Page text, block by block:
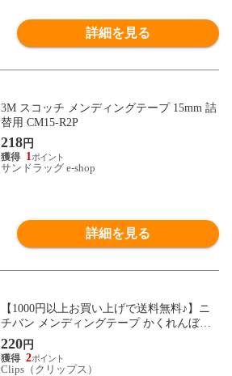
詳細を見る
3M スコッチ メンディングテープ 15mm 詰
替用 CM15-R2P
218円
1
サンドラッグ e-shop
詳細を見る
【1000円以上お買い上げで送料無料♪】ニ
チバン メンディングテープ かくれんぼく
ん KK-18D - メール便発送
220円
2
Clips（クリップス）